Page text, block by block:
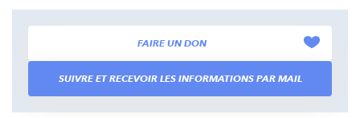
FAIRE UN DON
SUIVRE ET RECEVOIR LES INFORMATIONS PAR MAIL